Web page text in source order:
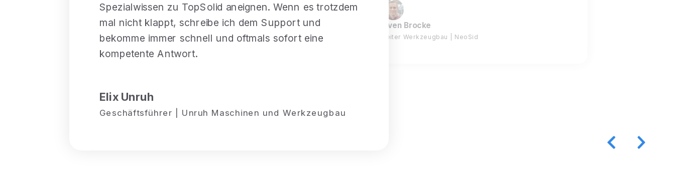
Spezialwissen zu TopSolid aneignen. Wenn es trotzdem
mal nicht klappt, schreibe ich dem Support und
bekomme immer schnell und oftmals sofort eine
kompetente Antwort.
Elix Unruh
Geschäftsführer | Unruh Maschinen und Werkzeugbau
Sven Brocke
Leiter Werkzeugbau | NeoSid